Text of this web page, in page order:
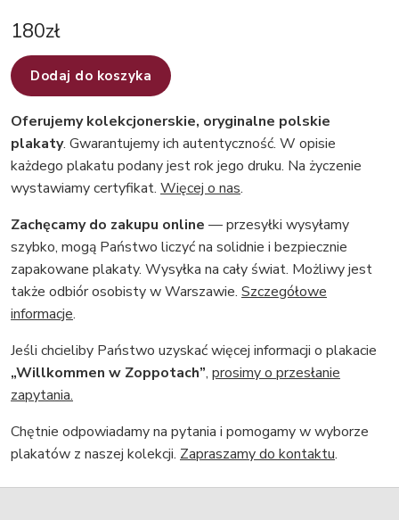
180zł
Dodaj do koszyka
Oferujemy kolekcjonerskie, oryginalne polskie
plakaty. Gwarantujemy ich autentyczność. W opisie
każdego plakatu podany jest rok jego druku. Na życzenie
wystawiamy certyfikat. Więcej o nas.
Zachęcamy do zakupu online — przesyłki wysyłamy
szybko, mogą Państwo liczyć na solidnie i bezpiecznie
zapakowane plakaty. Wysyłka na cały świat. Możliwy jest
także odbiór osobisty w Warszawie. Szczegółowe
informacje.
Jeśli chcieliby Państwo uzyskać więcej informacji o plakacie
„Willkommen w Zoppotach”, prosimy o przesłanie
zapytania.
Chętnie odpowiadamy na pytania i pomogamy w wyborze
plakatów z naszej kolekcji. Zapraszamy do kontaktu.